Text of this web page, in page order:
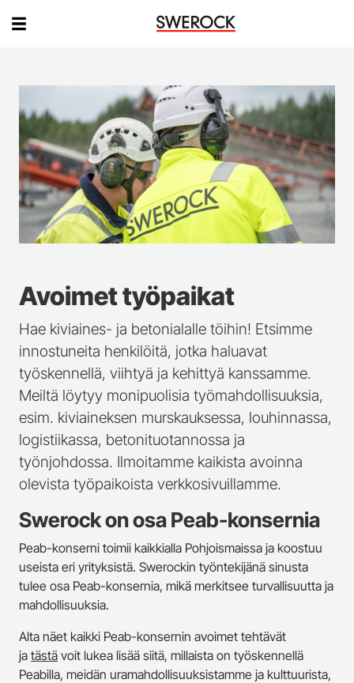
Avoimet työpaikat
Hae kiviaines- ja betonialalle töihin! Etsimme
innostuneita henkilöitä, jotka haluavat
työskennellä, viihtyä ja kehittyä kanssamme.
Meiltä löytyy monipuolisia työmahdollisuuksia,
esim. kiviaineksen murskauksessa, louhinnassa,
logistiikassa, betonituotannossa ja
työnjohdossa. Ilmoitamme kaikista avoinna
olevista työpaikoista verkkosivuillamme.
Swerock on osa Peab-konsernia
Peab-konserni toimii kaikkialla Pohjoismaissa ja koostuu
useista eri yrityksistä. Swerockin työntekijänä sinusta
tulee osa Peab-konsernia, mikä merkitsee turvallisuutta ja
mahdollisuuksia.
Alta näet kaikki Peab-konsernin avoimet tehtävät
ja tästä voit lukea lisää siitä, millaista on työskennellä
Peabilla, meidän uramahdollisuuksistamme ja kulttuurista,